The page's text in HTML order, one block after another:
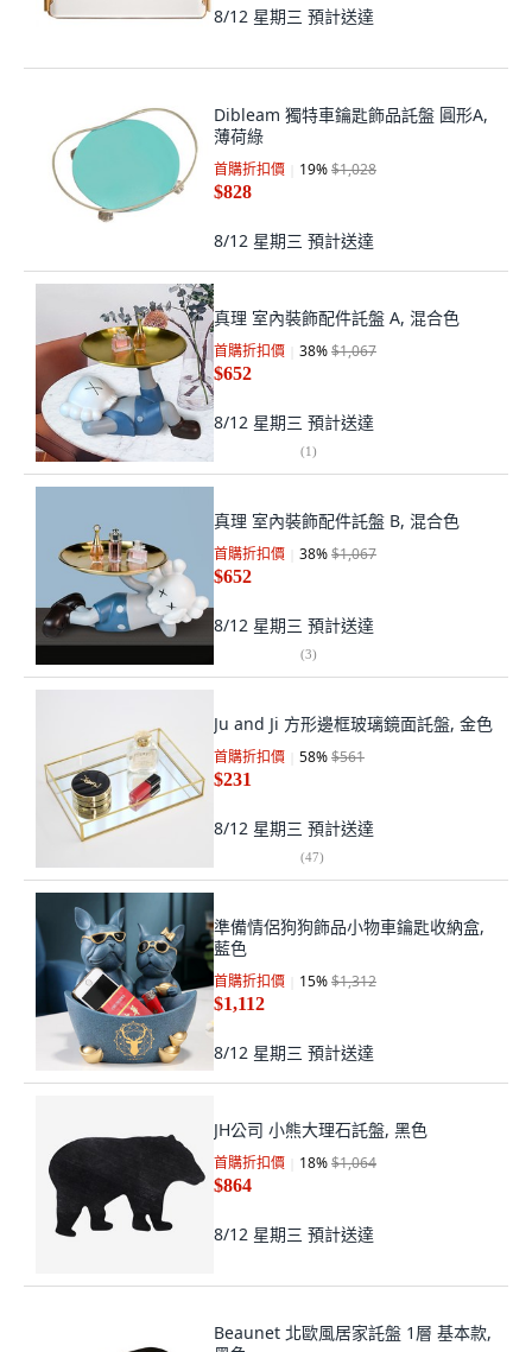
8/12 星期三 預計送達
Dibleam 獨特車鑰匙飾品託盤 圓形A,
薄荷綠
首購折扣價 19%$1,028
$828
8/12 星期三 預計送達
真理 室內裝飾配件託盤 A, 混合色
首購折扣價 38%$1,067
$652
8/12 星期三 預計送達
(1)
真理 室內裝飾配件託盤 B, 混合色
首購折扣價 38%$1,067
$652
8/12 星期三 預計送達
(3)
Ju and Ji 方形邊框玻璃鏡面託盤, 金色
首購折扣價 58%$561
$231
8/12 星期三 預計送達
(47)
準備情侶狗狗飾品小物車鑰匙收納盒,
藍色
首購折扣價 15%$1,312
$1,112
8/12 星期三 預計送達
JH公司 小熊大理石託盤, 黑色
首購折扣價 18%$1,064
$864
8/12 星期三 預計送達
Beaunet 北歐風居家託盤 1層 基本款,